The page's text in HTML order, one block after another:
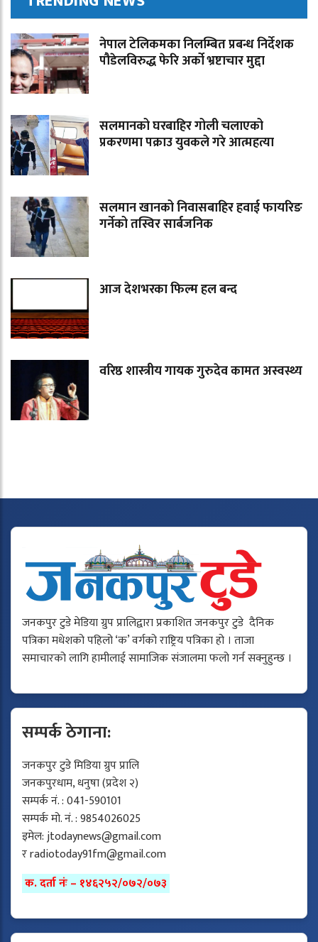
नेपाल टेलिकमका निलम्बित प्रबन्ध निर्देशक
पौडेलविरुद्ध फेरि अर्को भ्रष्टाचार मुद्दा
सलमानको घरबाहिर गोली चलाएको
प्रकरणमा पक्राउ युवकले गरे आत्महत्या
सलमान खानको निवासबाहिर हवाई फायरिङ
गर्नेको तस्विर सार्बजनिक
आज देशभरका फिल्म हल बन्द
वरिष्ठ शास्त्रीय गायक गुरुदेव कामत अस्वस्थ्य
जनकपुर टुडे मेडिया ग्रुप प्रालिद्वारा प्रकाशित जनकपुर टुडे दैनिक
पत्रिका मधेशको पहिलो ‘क’ वर्गको राष्ट्रिय पत्रिका हो । ताजा
समाचारको लागि हामीलाई सामाजिक संजालमा फलो गर्न सक्नुहुन्छ ।
सम्पर्क ठेगाना:
जनकपुर टुडे मिडिया ग्रुप प्रालि
जनकपुरधाम, धनुषा (प्रदेश २)
सम्पर्क नं. : 041-590101
सम्पर्क मो. नं. : 9854026025
इमेल:jtodaynews@gmail.com
रradiotoday91fm@gmail.com
क. दर्ता नंः – १४६२५२/०७२/०७३